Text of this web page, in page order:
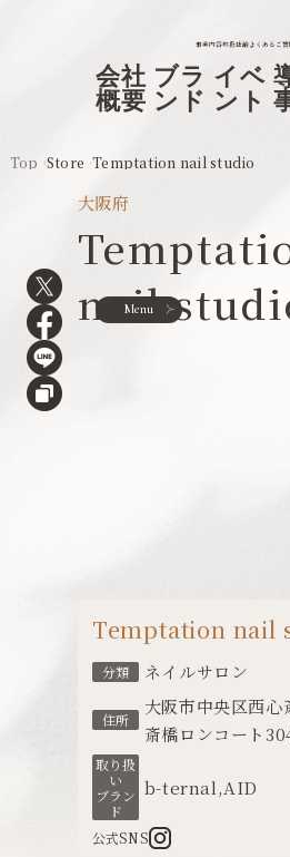
事業内容取扱店舗よくあるご
会社
概要
ブラ
ンド
イベ
ント
Menu
Top Store Temptation nail studio
大阪府
nail
Temptation nail
分類 ネイルサロン
住所
大阪市中央区西心
斎橋ロンコート
取り扱
い
ブラン
ド
b-ternal,AID
公式SNS